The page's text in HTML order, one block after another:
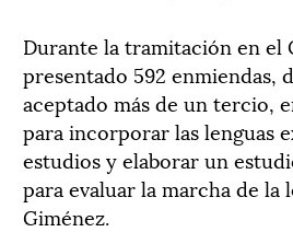
Durante la tramitación en el
presentado 592 enmiendas,
aceptado más de un tercio,
para incorporar las lenguas
estudios y elaborar un
para evaluar la marcha de la
Giménez.